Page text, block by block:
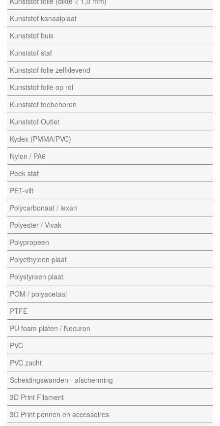
Kunststof kanaalplaat
Kunststof buis
Kunststof staf
Kunststof folie zelfklevend
Kunststof folie op rol
Kunststof toebehoren
Kunststof Outlet
Kydex (PMMA/PVC)
Nylon / PA6
Peek staf
PET-vilt
Polycarbonaat / lexan
Polyester / Vivak
Polypropeen
Polyethyleen plaat
Polystyreen plaat
POM / polyacetaal
PTFE
PU foam platen / Necuron
PVC
PVC zacht
Scheidingswanden - afscherming
3D Print Filament
3D Print pennen en accessoires